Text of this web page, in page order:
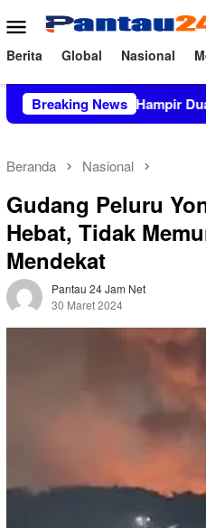
ke
konten
Menu
Mobile
Berita Global Nasional
Breaking News
Miliar, Hampir Dua Bulan
Beranda Nasional
Gudang Peluru
Hebat, Tidak
Mendekat
Pantau 24 Jam Net
30 Maret 2024